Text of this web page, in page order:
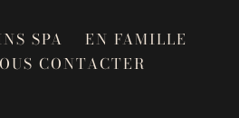
SPA
EN FAMILLE
CONTACTER